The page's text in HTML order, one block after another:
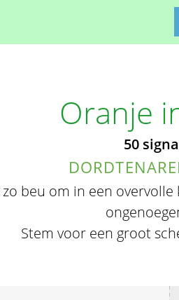
Oranje
50
beu om in een
Stem voor een groot